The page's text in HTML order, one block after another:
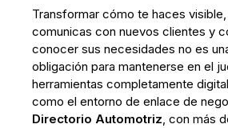
Transformar cómo te haces
comunicas con nuevos clientes y
conocer sus necesidades no es
obligación para mantenerse en el
herramientas completamente
como el entorno de enlace de
Directorio Automotriz, con más